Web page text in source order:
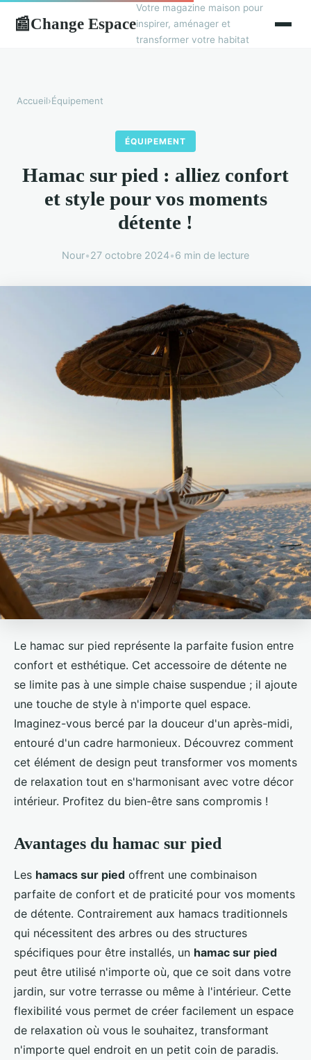
📰Change Espace
Votre magazine maison pour
inspirer, aménager et
transformer votre habitat
Accueil›Équipement
ÉQUIPEMENT
Hamac sur pied : alliez confort
et style pour vos moments
détente !
Nour•27 octobre 2024•6 min de lecture
Le hamac sur pied représente la parfaite fusion entre
confort et esthétique. Cet accessoire de détente ne
se limite pas à une simple chaise suspendue ; il ajoute
une touche de style à n'importe quel espace.
Imaginez-vous bercé par la douceur d'un après-midi,
entouré d'un cadre harmonieux. Découvrez comment
cet élément de design peut transformer vos moments
de relaxation tout en s'harmonisant avec votre décor
intérieur. Profitez du bien-être sans compromis !
Avantages du hamac sur pied
Les hamacs sur pied offrent une combinaison
parfaite de confort et de praticité pour vos moments
de détente. Contrairement aux hamacs traditionnels
qui nécessitent des arbres ou des structures
spécifiques pour être installés, un hamac sur pied
peut être utilisé n'importe où, que ce soit dans votre
jardin, sur votre terrasse ou même à l'intérieur. Cette
flexibilité vous permet de créer facilement un espace
de relaxation où vous le souhaitez, transformant
n'importe quel endroit en un petit coin de paradis.